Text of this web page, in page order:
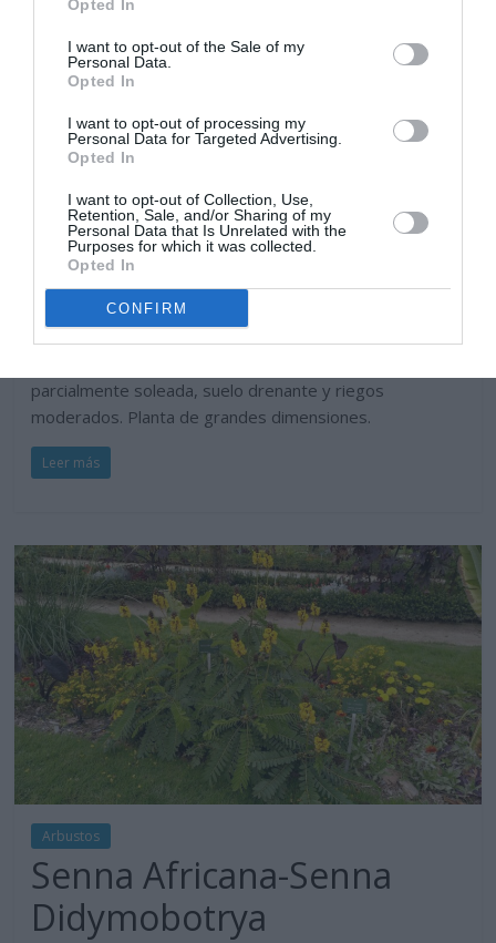
Opted In
I want to opt-out of the Sale of my
Personal Data.
Opted In
I want to opt-out of processing my
Personal Data for Targeted Advertising.
Opted In
I want to opt-out of Collection, Use,
Retention, Sale, and/or Sharing of my
Personal Data that Is Unrelated with the
Purposes for which it was collected.
Opted In
CONFIRM
Cactus y suculentas Plantas de poca agua
Mangave Mission to Mars-
Mangave Mision a Marte
27 enero, 2023 Marisol Huesca
0 comentarios
Dificultad baja
Planta carnosa de grandes dimensiones, hojas alargadas
parcialmente soleada, suelo drenante y riegos
moderados. Planta de grandes dimensiones.
Leer más
Arbustos
Senna Africana-Senna
Didymobotrya